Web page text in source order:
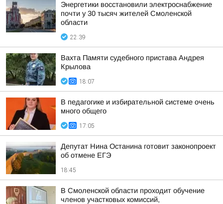
Энергетики восстановили электроснабжение
почти у 30 тысяч жителей Смоленской
области
22:39
Вахта Памяти судебного пристава Андрея
Крылова
18:07
В педагогике и избирательной системе очень
много общего
17:05
Депутат Нина Останина готовит законопроект
об отмене ЕГЭ
18:45
В Смоленской области проходит обучение
членов участковых комиссий,